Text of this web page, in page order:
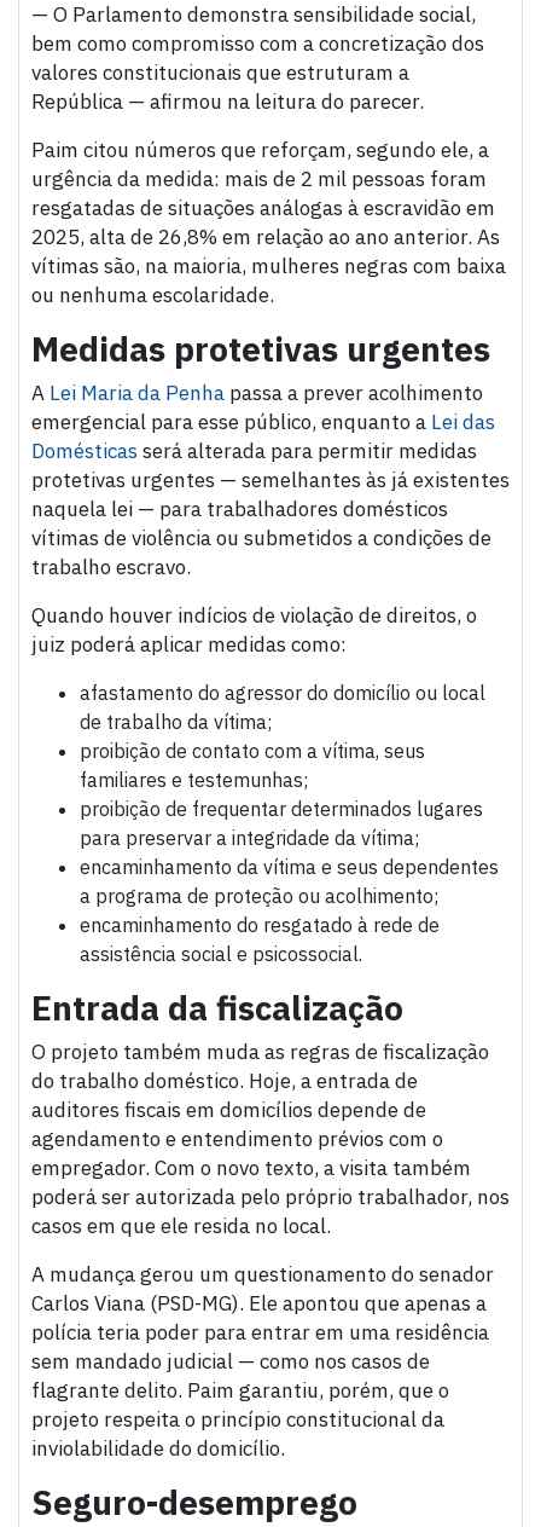
— O Parlamento demonstra sensibilidade social,
bem como compromisso com a concretização dos
valores constitucionais que estruturam a
República — afirmou na leitura do parecer.
Paim citou números que reforçam, segundo ele, a
urgência da medida: mais de 2 mil pessoas foram
resgatadas de situações análogas à escravidão em
2025, alta de 26,8% em relação ao ano anterior. As
vítimas são, na maioria, mulheres negras com baixa
ou nenhuma escolaridade.
Medidas protetivas urgentes
A Lei Maria da Penha passa a prever acolhimento
emergencial para esse público, enquanto a Lei das
Domésticasserá alterada para permitir medidas
protetivas urgentes — semelhantes às já existentes
naquela lei — para trabalhadores domésticos
vítimas de violência ou submetidos a condições de
trabalho escravo.
Quando houver indícios de violação de direitos, o
juiz poderá aplicar medidas como:
afastamento do agressor do domicílio ou local
de trabalho da vítima;
proibição de contato com a vítima, seus
familiares e testemunhas;
proibição de frequentar determinados lugares
para preservar a integridade da vítima;
encaminhamento da vítima e seus dependentes
a programa de proteção ou acolhimento;
encaminhamento do resgatado à rede de
assistência social e psicossocial.
Entrada da fiscalização
O projeto também muda as regras de fiscalização
do trabalho doméstico. Hoje, a entrada de
auditores fiscais em domicílios depende de
agendamento e entendimento prévios com o
empregador. Com o novo texto, a visita também
poderá ser autorizada pelo próprio trabalhador, nos
casos em que ele resida no local.
A mudança gerou um questionamento do senador
Carlos Viana (PSD-MG). Ele apontou que apenas a
polícia teria poder para entrar em uma residência
sem mandado judicial — como nos casos de
flagrante delito. Paim garantiu, porém, que o
projeto respeita o princípio constitucional da
inviolabilidade do domicílio.
Seguro-desemprego